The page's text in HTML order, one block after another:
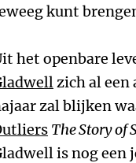
kunt
het openbare
zich al
zal blijken
The Story of
is nog een